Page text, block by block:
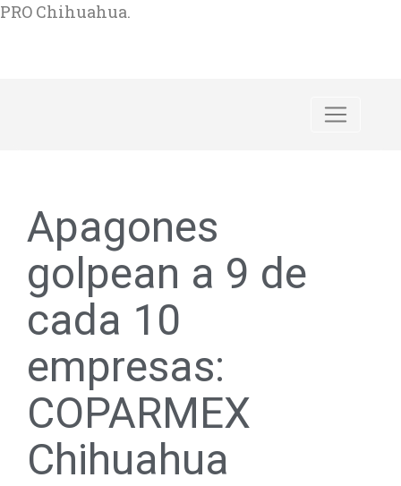
PRO Chihuahua.
Apagones
golpean a 9 de
cada 10
empresas:
COPARMEX
Chihuahua